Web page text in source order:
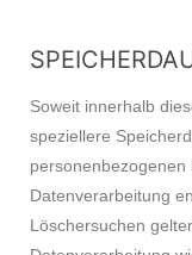
Soweit innerhalb
speziellere
Datenverarbeitung
Löschersuchen